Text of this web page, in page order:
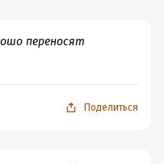
переносят
Поделиться